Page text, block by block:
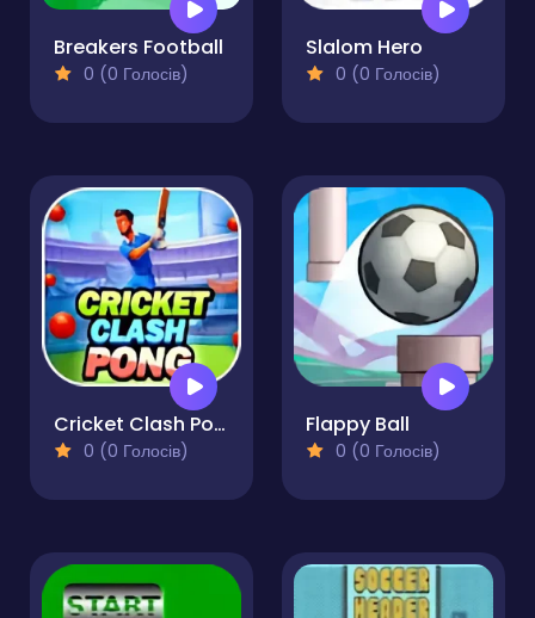
Breakers Football
0 (0 Голосів)
Slalom Hero
0 (0 Голосів)
Cricket Clash Pong
0 (0 Голосів)
Flappy Ball
0 (0 Голосів)